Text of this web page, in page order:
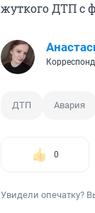
жуткого ДТП с
ДТП Авария
0
Увидели опечатку?